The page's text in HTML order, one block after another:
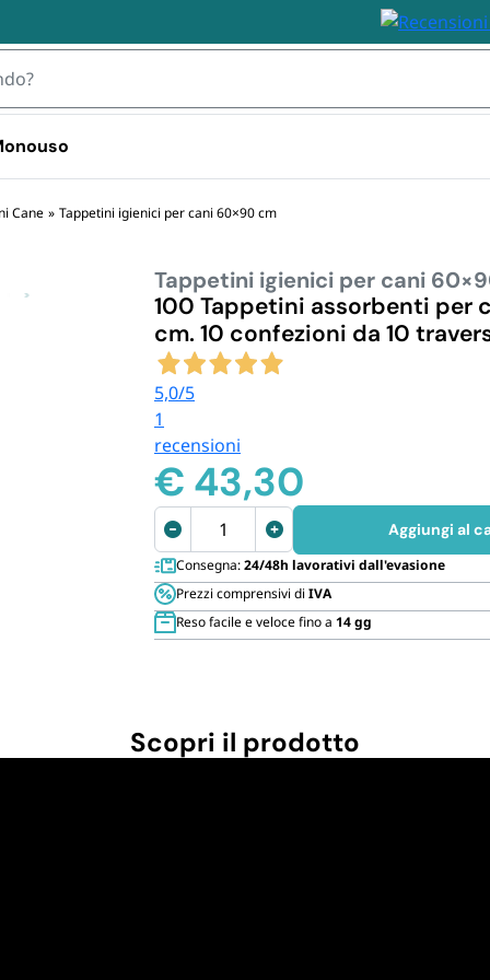
STOVIGLIE MONOUSO
PLASTICA
Bicchieri plastica e kristal
usa e getta
Piatti e
Cane » Tappetini igienici per cani 60×90 cm
Tappetini igienici per cani
100 Tappetini assorbenti per
cm. 10 confezioni da 10
5,0/5
1
recensioni
€ 43,30
Tappetini
igienici
per
cani
60x90
Aggiungi al
Consegna:24/48h lavorativi dall'evasione
Prezzi comprensivi di IVA
Reso facile e veloce fino a 14 gg
Scopri il prodotto